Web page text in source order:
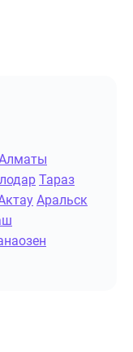
Тараз
Аральск